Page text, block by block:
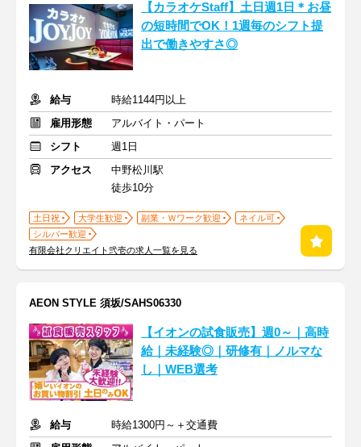
【カラオケStaff】土日週1日＊お昼
の短時間でOK！1週毎のシフト提
出で働きやすさ◎
給与
時給1144円以上
雇用形態
アルバイト・パート
シフト
週1日
アクセス
中野松川駅
徒歩10分
土日祝 大学生歓迎 副業・Ｗワーク歓迎
ネイル可
シルバー歓迎
有限会社クリエイト弐壱の求人一覧を見る
AEON STYLE 須坂/SAHS06330
【イオンの試食販売】週0～｜高時
給｜未経験◎｜研修有｜ノルマな
し｜WEB選考
給与
時給1300円～＋交通費